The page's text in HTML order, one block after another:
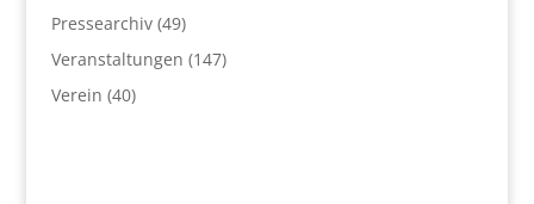
Pressearchiv(49)
Veranstaltungen (147)
Verein (40)